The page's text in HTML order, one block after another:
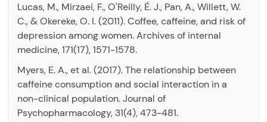
Lucas, M., Mirzaei, F., O'Reilly, É. J., Pan, A., Willett, W.
C., & Okereke, O. I. (2011). Coffee, caffeine, and risk of
depression among women. Archives of internal
medicine, 171(17), 1571-1578.
Myers, E. A., et al. (2017). The relationship between
caffeine consumption and social interaction in a
non-clinical population. Journal of
Psychopharmacology, 31(4), 473-481.